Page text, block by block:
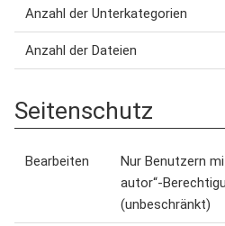
Anzahl der Unterkategorien
Anzahl der Dateien
Seitenschutz
Bearbeiten
Nur Benutzern
autor“-
(unbeschränkt)